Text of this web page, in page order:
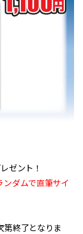
ゼント！
ダムで直筆サイ
終了となりま